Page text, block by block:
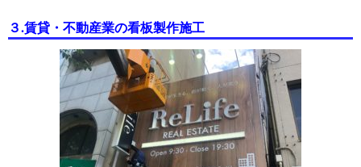
３.賃貸・不動産業の看板製作施工